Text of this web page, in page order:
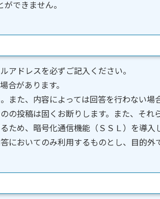
できません。
アドレスを必ずご記入ください。
合があります。
また、内容によっては回答を行わない場
の投稿は固くお断りします。また、それ
ため、暗号化通信機能（ＳＳＬ）を導入
においてのみ利用するものとし、目的